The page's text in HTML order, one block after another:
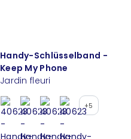
Handy-Schlüsselband -
Keep My Phone
Jardin fleuri
+5